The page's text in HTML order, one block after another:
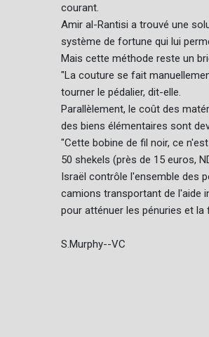
courant.
Amir al-Rantisi a trouvé une
système de fortune qui lui
Mais cette méthode reste un
"La couture se fait
tourner le pédalier, dit-elle.
Parallèlement, le coût des
des biens élémentaires sont
"Cette bobine de fil noir, ce
50 shekels (près de 15 euros,
Israël contrôle l'ensemble des
camions transportant de l'aide
pour atténuer les pénuries et la
S.Murphy--VC